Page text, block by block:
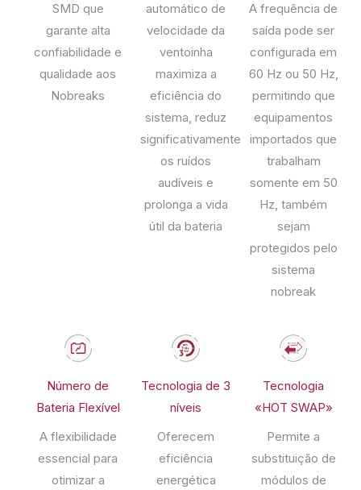
SMD que
garante alta
confiabilidade e
qualidade aos
Nobreaks
automático de
velocidade da
ventoinha
maximiza a
eficiência do
sistema, reduz
significativamente
os ruídos
audíveis e
prolonga a vida
útil da bateria
A frequência de
saída pode ser
configurada em
60 Hz ou 50 Hz,
permitindo que
equipamentos
importados que
trabalham
somente em 50
Hz, também
sejam
protegidos pelo
sistema
nobreak
Número de
Bateria Flexível
A flexibilidade
essencial para
otimizar a
Tecnologia de 3
níveis
Oferecem
eficiência
energética
Tecnologia
«HOT SWAP»
Permite a
substituição de
módulos de